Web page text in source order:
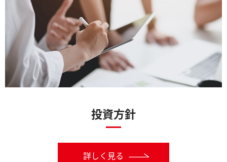
投資方針
詳しく見る